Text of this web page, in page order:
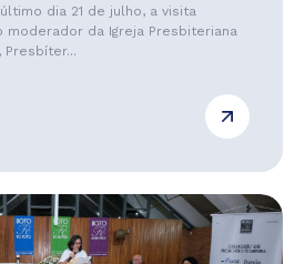
dia 21 de julho, a visita
moderador da Igreja Presbiteriana
Presbíter...